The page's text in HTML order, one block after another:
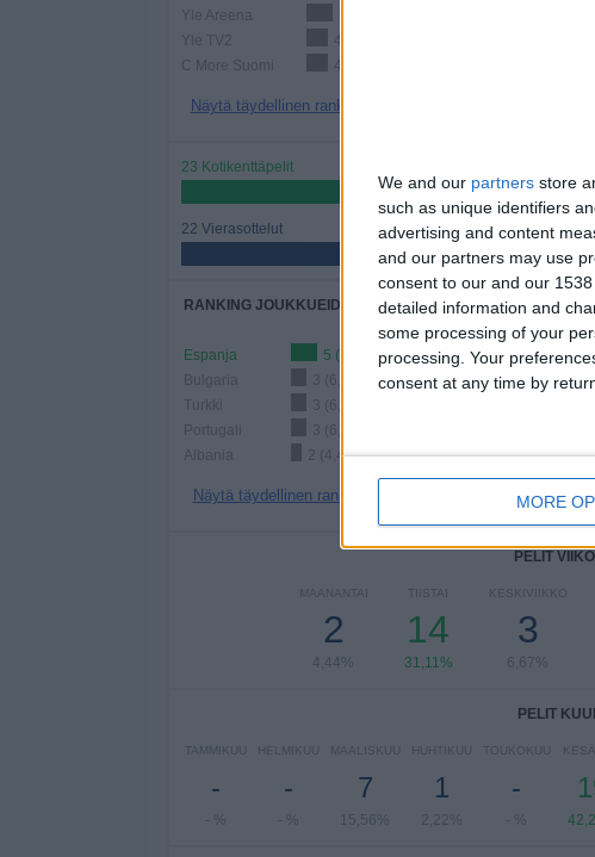
We and our partners store
such as unique identifiers
advertising and content
and our partners may use
consent to our and our
detailed information and
some processing of your
processing. Your
consent at any time by
MORE
Yle Areena
Yle TV2
C More Suomi
Näytä täydellinen ranking
23 Kotikenttäpelit
51,11%
22 Vierasottelut
48,89%
RANKING JOUKKUEIDEN MUKAAN
Espanja
5 (11,11%)
Bulgaria
3 (6,67%)
Turkki
3 (6,67%)
Portugali
3 (6,67%)
Albania
2 (4,44%)
Näytä täydellinen ranking
PELIT
MAANANTAI
2
4,44%
TIISTAI
14
31,11%
KESKIVIIKKO
3
6,67%
PELIT
TAMMIKUU
-
- %
HELMIKUU
-
- %
MAALISKUU
7
15,56%
HUHTIKUU
1
2,22%
TOUKOKUU
-
- %